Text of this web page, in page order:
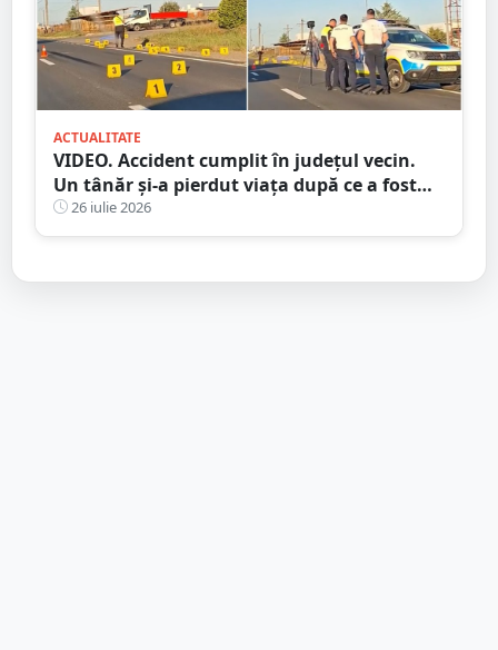
ACTUALITATE
VIDEO. Accident cumplit în județul vecin.
Un tânăr și-a pierdut viața după ce a fost
lovit de camion
26 iulie 2026